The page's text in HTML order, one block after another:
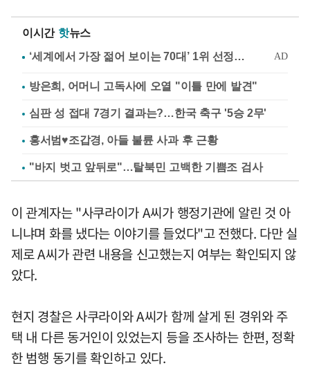
이시간 핫뉴스
방은희, 어머니 고독사에 오열 "이틀 만에 발견"
심판 성 접대 7경기 결과는?…한국 축구 '5승 2무'
홍서범♥조갑경, 아들 불륜 사과 후 근황
"바지 벗고 앞뒤로"…탈북민 고백한 기쁨조 검사
이 관계자는 "사쿠라이가 A씨가 행정기관에 알린 것 아
니냐며 화를 냈다는 이야기를 들었다"고 전했다. 다만 실
제로 A씨가 관련 내용을 신고했는지 여부는 확인되지 않
았다.
현지 경찰은 사쿠라이와 A씨가 함께 살게 된 경위와 주
택 내 다른 동거인이 있었는지 등을 조사하는 한편, 정확
한 범행 동기를 확인하고 있다.